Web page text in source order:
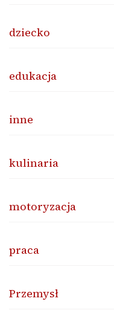
dziecko
edukacja
inne
kulinaria
motoryzacja
praca
Przemysł